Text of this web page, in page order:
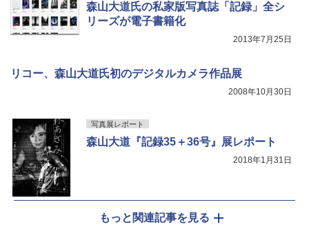
森山大道氏の私家版写真誌「記録」全シ
リーズが電子書籍化
2013年7月25日
リコー、森山大道氏初のデジタルカメラ作品展
2008年10月30日
写真展レポート
森山大道『記録35＋36号』展レポート
2018年1月31日
もっと関連記事を見る